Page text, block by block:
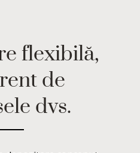
flexibilă,
de
dvs.